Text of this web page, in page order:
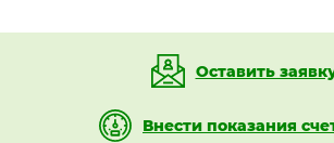
Оставить
Внести показания